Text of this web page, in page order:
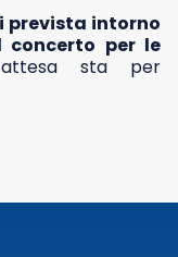
prevista intorno
concerto per le
sta per